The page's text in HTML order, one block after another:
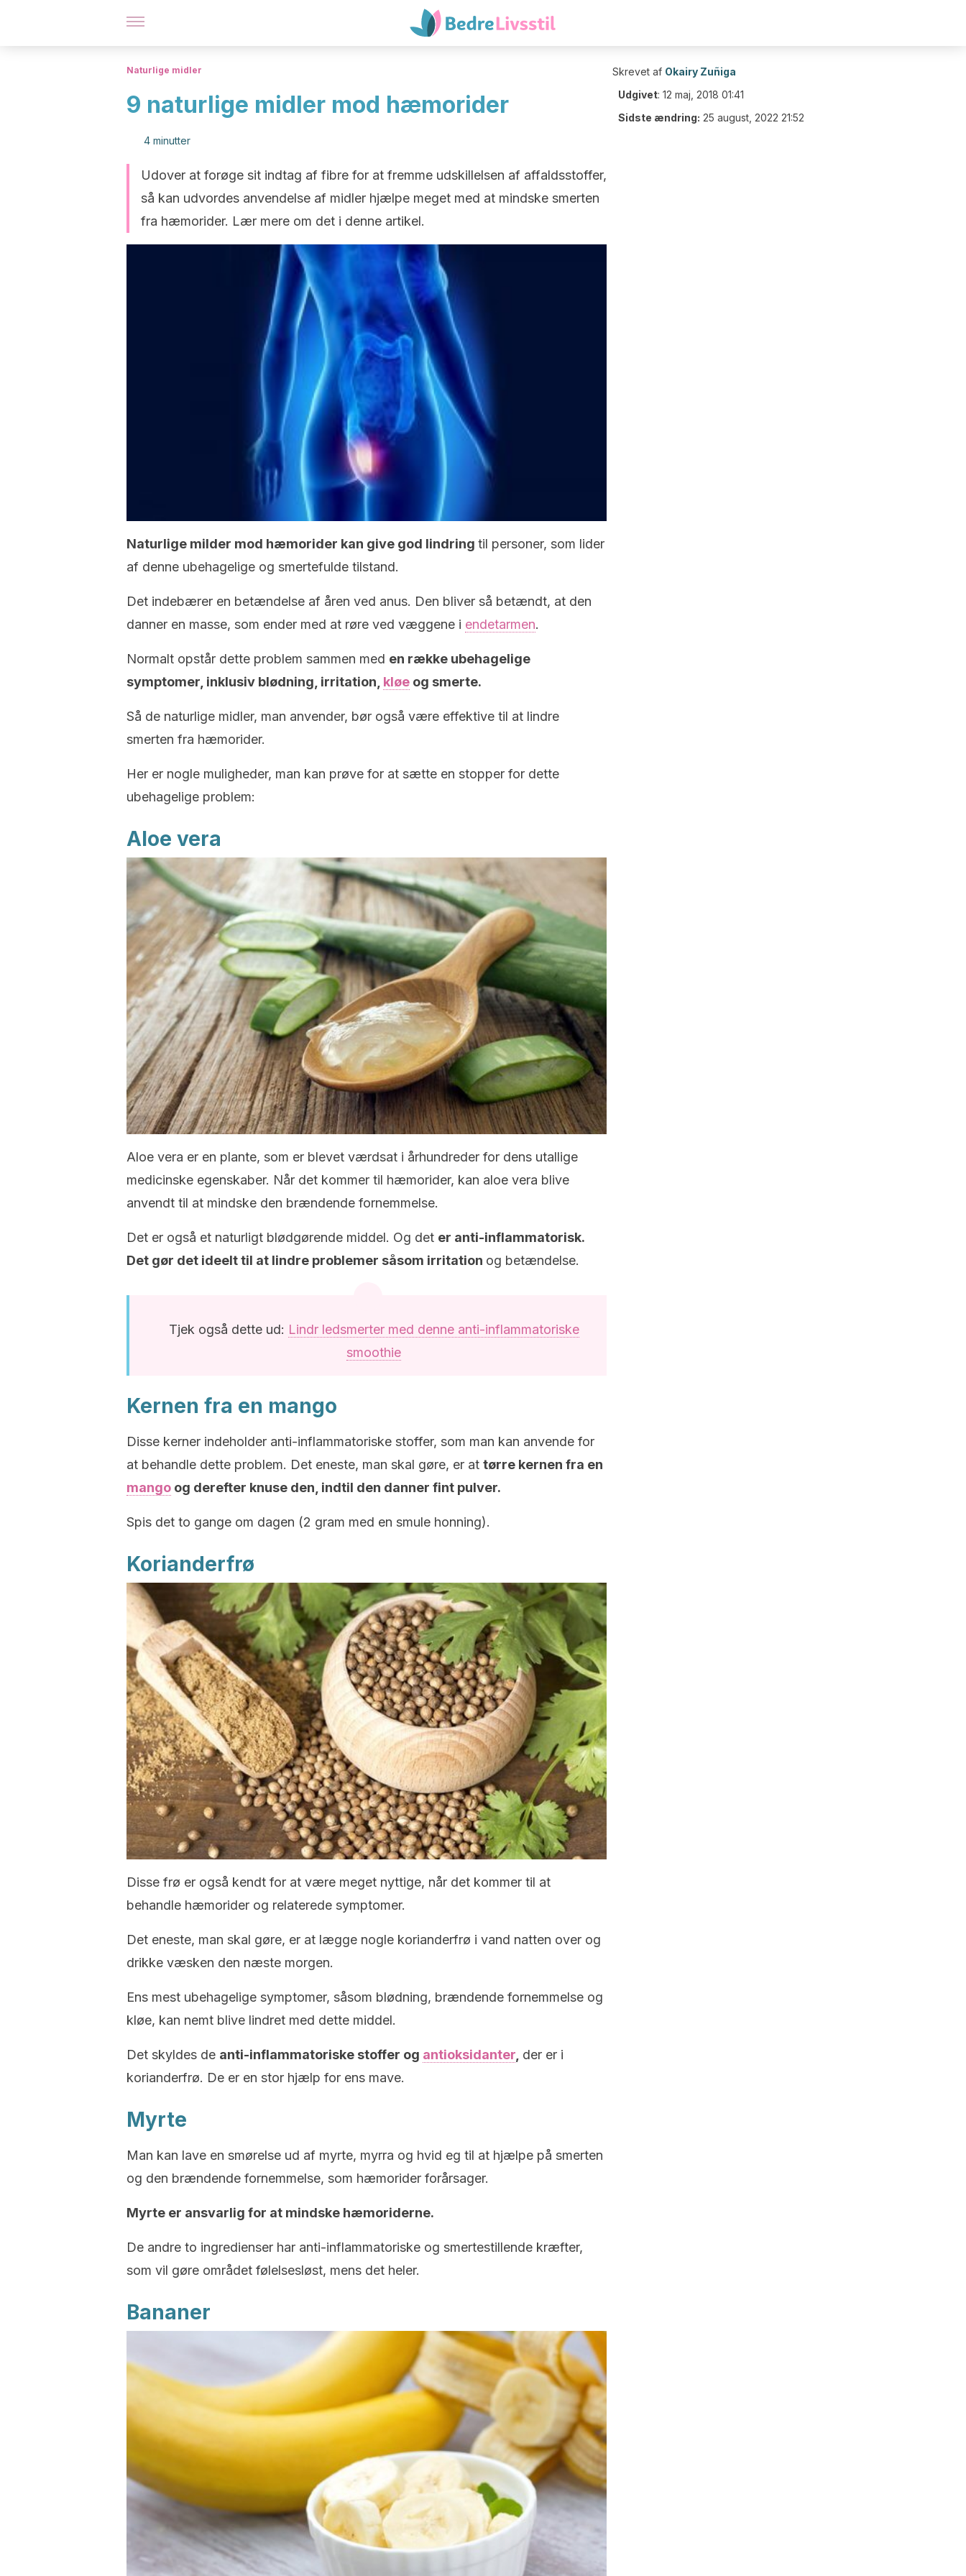
Naturlige midler
9 naturlige midler mod hæmorider
4 minutter
Udover at forøge sit indtag af fibre for at fremme udskillelsen af affaldsstoffer,
så kan udvordes anvendelse af midler hjælpe meget med at mindske smerten
fra hæmorider. Lær mere om det i denne artikel.
Naturlige milder mod hæmorider kan give god lindring til personer, som lider
af denne ubehagelige og smertefulde tilstand.
Det indebærer en betændelse af åren ved anus. Den bliver så betændt, at den
danner en masse, som ender med at røre ved væggene i endetarmen.
Normalt opstår dette problem sammen med en række ubehagelige
symptomer, inklusiv blødning, irritation, kløe og smerte.
Så de naturlige midler, man anvender, bør også være effektive til at lindre
smerten fra hæmorider.
Her er nogle muligheder, man kan prøve for at sætte en stopper for dette
ubehagelige problem:
Aloe vera
Aloe vera er en plante, som er blevet værdsat i århundreder for dens utallige
medicinske egenskaber. Når det kommer til hæmorider, kan aloe vera blive
anvendt til at mindske den brændende fornemmelse.
Det er også et naturligt blødgørende middel. Og det er anti-inflammatorisk.
Det gør det ideelt til at lindre problemer såsom irritation og betændelse.
Tjek også dette ud: Lindr ledsmerter med denne anti-inflammatoriske
smoothie
Kernen fra en mango
Disse kerner indeholder anti-inflammatoriske stoffer, som man kan anvende for
at behandle dette problem. Det eneste, man skal gøre, er at tørre kernen fra en
mango og derefter knuse den, indtil den danner fint pulver.
Spis det to gange om dagen (2 gram med en smule honning).
Korianderfrø
Disse frø er også kendt for at være meget nyttige, når det kommer til at
behandle hæmorider og relaterede symptomer.
Det eneste, man skal gøre, er at lægge nogle korianderfrø i vand natten over og
drikke væsken den næste morgen.
Ens mest ubehagelige symptomer, såsom blødning, brændende fornemmelse og
kløe, kan nemt blive lindret med dette middel.
Det skyldes de anti-inflammatoriske stoffer og antioksidanter der er i
korianderfrø. De er en stor hjælp for ens mave.
Myrte
Man kan lave en smørelse ud af myrte, myrra og hvid eg til at hjælpe på smerten
og den brændende fornemmelse, som hæmorider forårsager.
Myrte er ansvarlig for at mindske hæmoriderne.
De andre to ingredienser har anti-inflammatoriske og smertestillende kræfter,
som vil gøre området følelsesløst, mens det heler.
Bananer
Skrevet af Okairy Zuñiga
Udgivet: 12 maj, 2018 01:41
Sidste ændring: 25 august, 2022 21:52